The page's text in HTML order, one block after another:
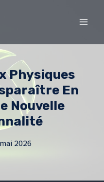
Physiques
En
Nouvelle
2026